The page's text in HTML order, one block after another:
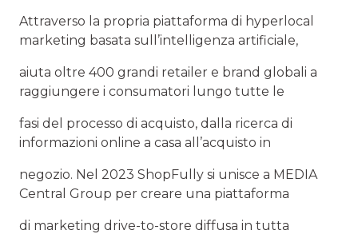
Attraverso la propria piattaforma di hyperlocal
marketing basata sull’intelligenza artificiale,
aiuta oltre 400 grandi retailer e brand globali a
raggiungere i consumatori lungo tutte le
fasi del processo di acquisto, dalla ricerca di
informazioni online a casa all’acquisto in
negozio. Nel 2023 ShopFully si unisce a MEDIA
Central Group per creare una piattaforma
di marketing drive-to-store diffusa in tutta